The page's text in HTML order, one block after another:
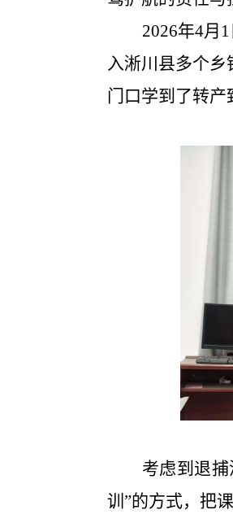
2026年4月1
入淅川县多个
门口学到了转产
考虑到退
训”的方式，把